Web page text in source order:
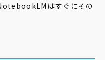
はすぐにその